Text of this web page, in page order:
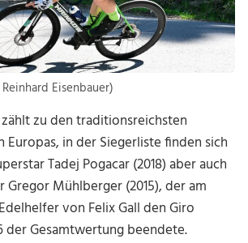
Eisenbauer)
zu den traditionsreichsten
Europas, in der Siegerliste finden sich
Tadej Pogacar (2018) aber auch
Mühlberger (2015), der am
von Felix Gall den Giro
der Gesamtwertung beendete.